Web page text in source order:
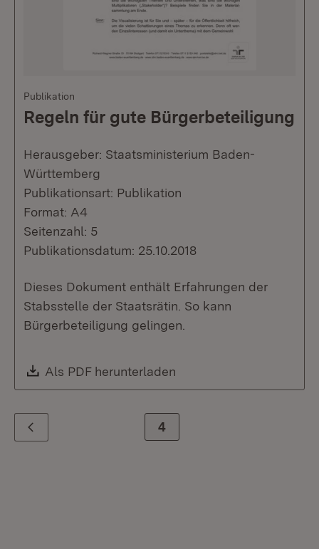
Publikation
Regeln für gute Bürgerbeteiligung
Herausgeber: Staatsministerium Baden-
Württemberg
Publikationsart: Publikation
Format: A4
Seitenzahl: 5
Publikationsdatum: 25.10.2018
Dieses Dokument enthält Erfahrungen der
Stabsstelle der Staatsrätin. So kann
Bürgerbeteiligung gelingen.
Download:
Als PDF herunterladen
Zurück Zur Seite
4